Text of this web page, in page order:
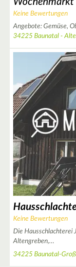
Keine Bewertungen
Angebote: Gemüse,
34225 Baunatal -
Keine Bewertungen
Die Hausschlachterei
Altengreben,…
34225 Baunatal-